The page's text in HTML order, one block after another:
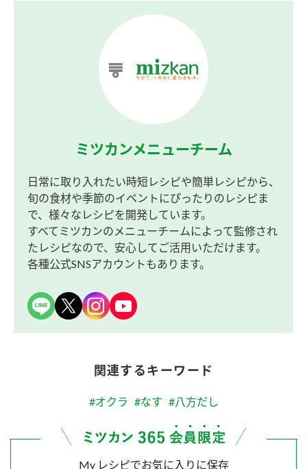
ミツカンメニューチーム
日常に取り入れたい時短レシピや簡単レシピから、
旬の食材や季節のイベントにぴったりのレシピま
で、様々なレシピを開発しています。
すべてミツカンのメニューチームによって監修され
たレシピなので、安心してご活用いただけます。
各種公式SNSアカウントもあります。
関連するキーワード
#オクラ #なす #八方だし
My レシピでお気に入りに保存